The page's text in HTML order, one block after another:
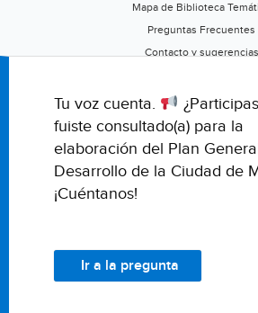
Mapa de Biblioteca
Preguntas Frecuentes
Contacto y sugerencias
Califica este portal
Tu voz cuenta.
fuiste consultado(a) para la
elaboración del Plan
Desarrollo de la Ciudad de
¡Cuéntanos!
Ir a la pregunta